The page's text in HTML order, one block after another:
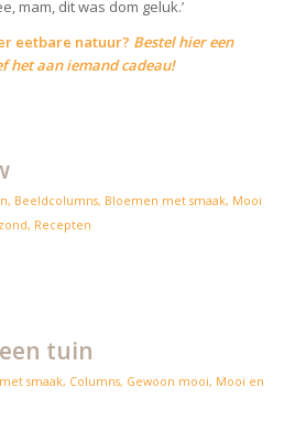
mam, dit was dom geluk.’
eetbare natuur? Bestel hier een
het aan iemand cadeau!
, Beeldcolumns, Bloemen met smaak, Mooi
, Recepten
tuin
smaak, Columns, Gewoon mooi, Mooi en